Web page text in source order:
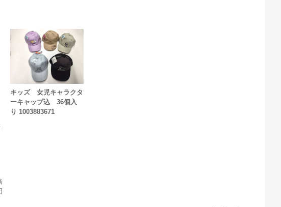
キッズ 女児キャラクタ
ーキャップ込 36個入
り 1003883671